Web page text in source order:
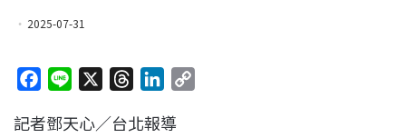
2025-07-31
c
n
r
n
記者鄧天心／台北報導